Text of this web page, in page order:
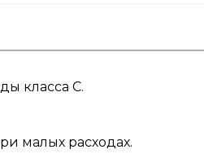
класса C.
малых расходах.